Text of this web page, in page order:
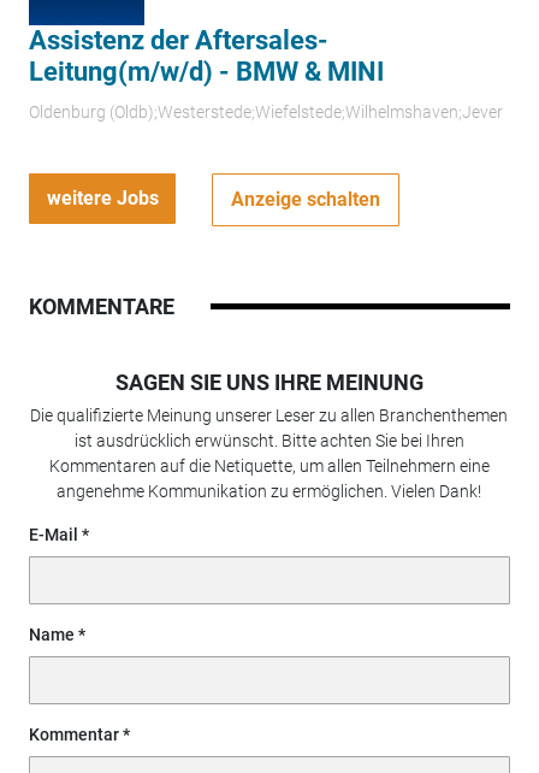
Assistenz der Aftersales-
Leitung(m/w/d) - BMW & MINI
Oldenburg (Oldb);Westerstede;Wiefelstede;Wilhelmshaven;Jever
weitere Jobs Anzeige schalten
KOMMENTARE
SAGEN SIE UNS IHRE MEINUNG
Die qualifizierte Meinung unserer Leser zu allen Branchenthemen
ist ausdrücklich erwünscht. Bitte achten Sie bei Ihren
Kommentaren auf die Netiquette, um allen Teilnehmern eine
angenehme Kommunikation zu ermöglichen. Vielen Dank!
E-Mail
Name
Kommentar